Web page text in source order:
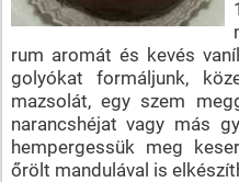
rum aromát és kevés
golyókat formáljunk,
mazsolát, egy szem
narancshéjat vagy más
hempergessük meg
őrölt mandulával is